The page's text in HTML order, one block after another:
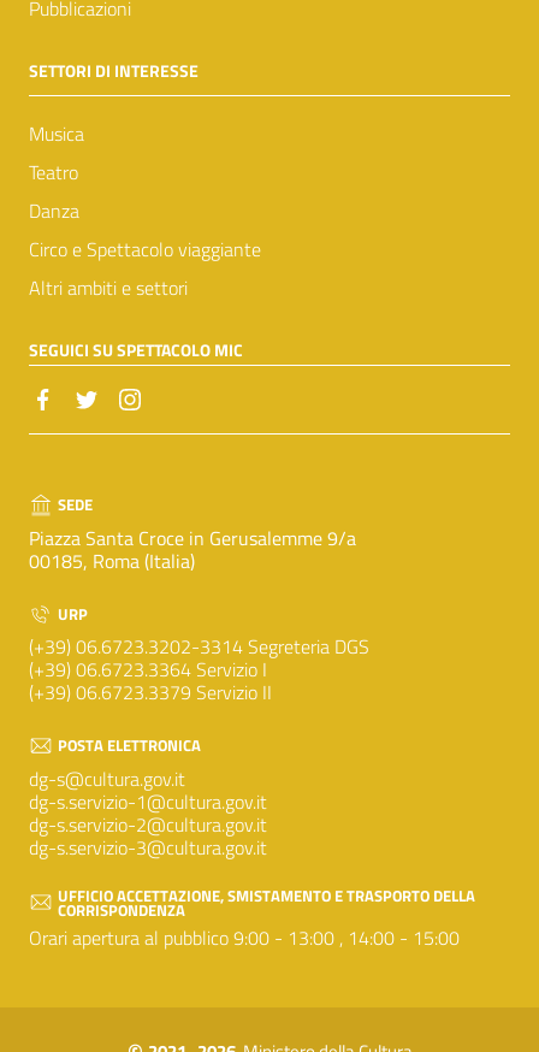
Pubblicazioni
SETTORI DI INTERESSE
Musica
Teatro
Danza
Circo e Spettacolo viaggiante
Altri ambiti e settori
SEGUICI SU SPETTACOLO MIC
SEDE
Piazza Santa Croce in Gerusalemme 9/a
00185, Roma (Italia)
URP
(+39) 06.6723.3202-3314 Segreteria DGS
(+39) 06.6723.3364 Servizio I
(+39) 06.6723.3379 Servizio II
POSTA ELETTRONICA
dg-s@cultura.gov.it
dg-s.servizio-1@cultura.gov.it
dg-s.servizio-2@cultura.gov.it
dg-s.servizio-3@cultura.gov.it
UFFICIO ACCETTAZIONE, SMISTAMENTO E TRASPORTO DELLA
CORRISPONDENZA
Orari apertura al pubblico 9:00 - 13:00 , 14:00 - 15:00